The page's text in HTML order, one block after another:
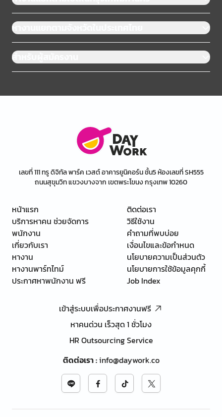
หางานแยกตามจังหวัดในประเทศไทย
สำหรับผู้สมัครงาน
เลขที่ 111 ทรู ดิจิทัล พาร์ค เวสต์ อาคารยูนิคอร์น ชั้น5 ห้องเลขที่ SH555
ถนนสุขุมวิท แขวงบางจาก เขตพระโขนง กรุงเทพ 10260
หน้าแรก
บริการหาคน ช่วยจัดการ
พนักงาน
เกี่ยวกับเรา
หางาน
หางานพาร์ทไทม์
ประกาศหาพนักงาน ฟรี
ติดต่อเรา
วิธีใช้งาน
คำถามที่พบบ่อย
เงื่อนไขและข้อกำหนด
นโยบายความเป็นส่วนตัว
นโยบายการใช้ข้อมูลคุกกี้
Job Index
เข้าสู่ระบบเพื่อประกาศงานฟรี
หาคนด่วน เร็วสุด 1 ชั่วโมง
HR Outsourcing Service
ติดต่อเรา:info@daywork.co